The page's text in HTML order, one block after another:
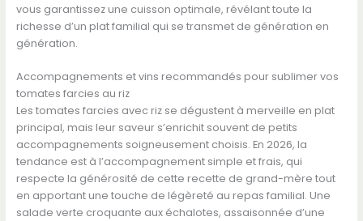
vous garantissez une cuisson optimale, révélant toute la
richesse d’un plat familial qui se transmet de génération en
génération.
Accompagnements et vins recommandés pour sublimer vos
tomates farcies au riz
Les tomates farcies avec riz se dégustent à merveille en plat
principal, mais leur saveur s’enrichit souvent de petits
accompagnements soigneusement choisis. En 2026, la
tendance est à l’accompagnement simple et frais, qui
respecte la générosité de cette recette de grand-mère tout
en apportant une touche de légèreté au repas familial. Une
salade verte croquante aux échalotes, assaisonnée d’une